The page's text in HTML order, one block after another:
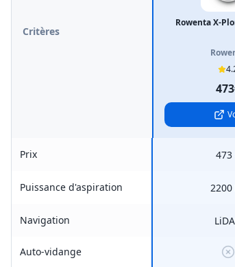
Critères
Rowenta X-
Prix 473
Puissance d'aspiration 2200
Navigation
Auto-vidange